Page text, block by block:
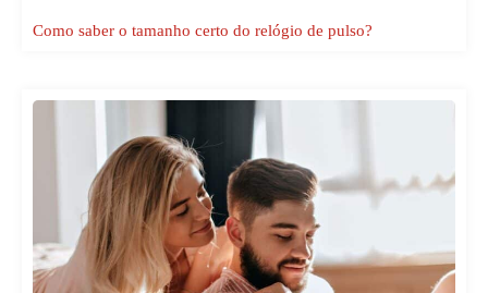
Como saber o tamanho certo do relógio de pulso?